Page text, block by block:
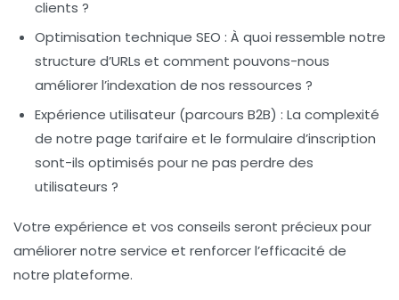
clients ?
Optimisation technique SEO : À quoi ressemble notre
structure d’URLs et comment pouvons-nous
améliorer l’indexation de nos ressources ?
Expérience utilisateur (parcours B2B) : La complexité
de notre page tarifaire et le formulaire d’inscription
sont-ils optimisés pour ne pas perdre des
utilisateurs ?
Votre expérience et vos conseils seront précieux pour
améliorer notre service et renforcer l’efficacité de
notre plateforme.